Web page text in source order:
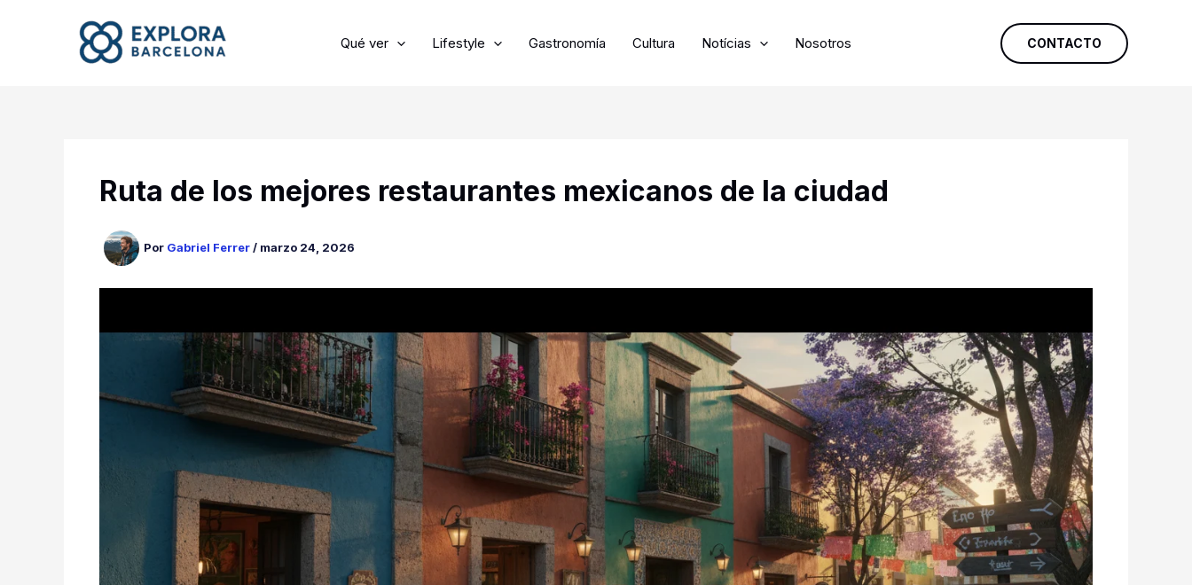
Qué ver Lifestyle Gastronomía Cultura Notícias Nosotros CONTACTO
Ruta de los mejores restaurantes mexicanos de la ciudad
Por Gabriel Ferrer/ marzo 24, 2026